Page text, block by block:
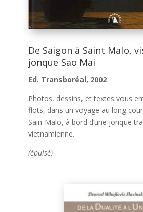
De Saigon à Saint Malo,
jonque Sao Mai
Ed. Transboréal, 2002
Photos, dessins, et textes vous
flots, dans un voyage au long
Sain-Malo, à bord d’une jonque
vietnamienne.
(épuisé)